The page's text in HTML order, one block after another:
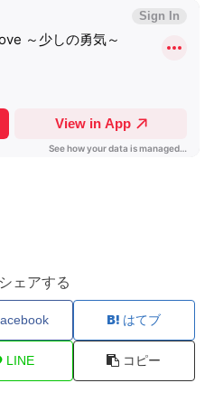
ェアする
はてブ
LINE コピー